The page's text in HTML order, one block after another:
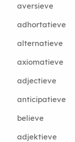
aversieve
adhortatieve
alternatieve
axiomatieve
adjectieve
anticipatieve
believe
adjektieve